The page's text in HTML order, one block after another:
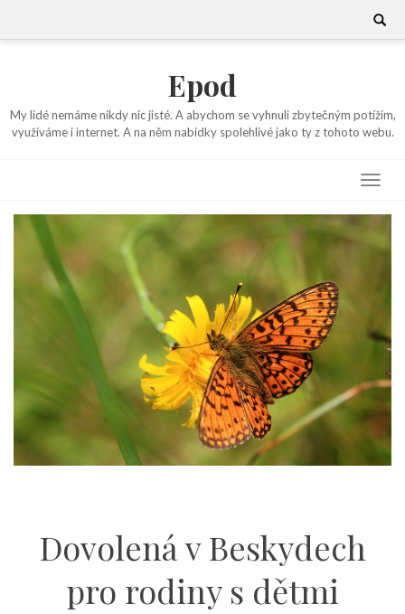
Search
Epod
My lidé nemáme nikdy nic jisté. A abychom se vyhnuli zbytečným potížím,
využíváme i internet. A na něm nabídky spolehlivé jako ty z tohoto webu.
Dovolená v Beskydech
pro rodiny s dětmi